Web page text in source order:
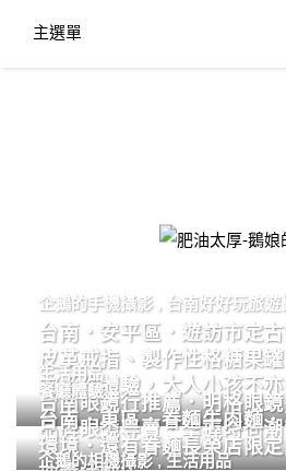
主選單
肥
企鵝的手機攝影 台南好好玩旅遊
台南．安平區．遊訪市定
皮革戒指、製作性格糖果
的手作體驗，大人小孩不亦
生活用品
台南眼鏡行推薦．明格眼
品牌眼鏡專賣．掌握時尚
餐廳體驗
台南．東區．眷麵牛肉麵
環境．還有眷麵長榮店限
企鵝的相機攝影,生活用品